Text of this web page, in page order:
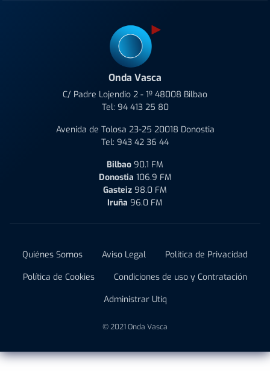
Onda Vasca
C/ Padre Lojendio 2 - 1º 48008 Bilbao
Tel: 94 413 25 80
Avenida de Tolosa 23-25 20018 Donostia
Tel: 943 42 36 44
Bilbao 90.1 FM
Donostia 106.9 FM
Gasteiz 98.0 FM
Iruña 96.0 FM
Quiénes Somos Aviso Legal
Política de Privacidad
Política de Cookies
Condiciones de uso y Contratación
Administrar Utiq
© 2021 Onda Vasca